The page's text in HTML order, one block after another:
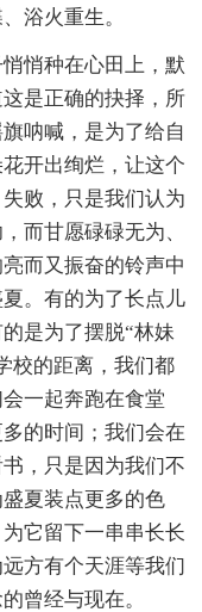
浴火重生。
悄种在心田上，默
是正确的抉择，所
呐喊，是为了给自
开出绚烂，让这个
败，只是我们认为
而甘愿碌碌无为、
而又振奋的铃声中
。有的为了长点儿
是为了摆脱“林妹
校的距离，我们都
一起奔跑在食堂
的时间；我们会在
，只是因为我们不
夏装点更多的色
它留下一串串长长
方有个天涯等我们
曾经与现在。